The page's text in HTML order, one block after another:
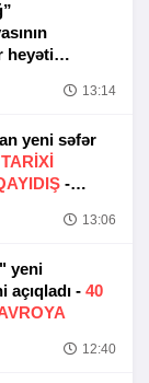
heyəti
13:14
yeni səfər
TARIXI
-
13:06
yeni
açıqladı - 40
12:40